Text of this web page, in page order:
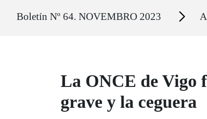
Boletín Nº 64. NOVEMBRO 2023 Secciones
La ONCE de Vigo
grave y la ceguera